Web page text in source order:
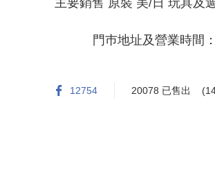
主要銷售 原裝 美/日 玩具及
門巿地址及營業時間：
12754 20078 已售出